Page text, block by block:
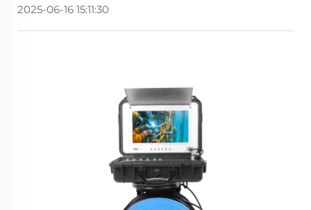
2025-06-16 15:11:30